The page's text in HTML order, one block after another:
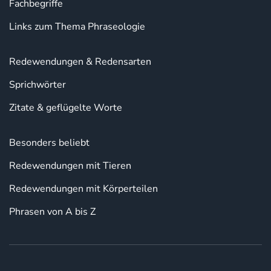
Fachbegriffe
Links zum Thema Phraseologie
Redewendungen & Redensarten
Sprichwörter
Zitate & geflügelte Worte
Besonders beliebt
Redewendungen mit Tieren
Redewendungen mit Körperteilen
Phrasen von A bis Z